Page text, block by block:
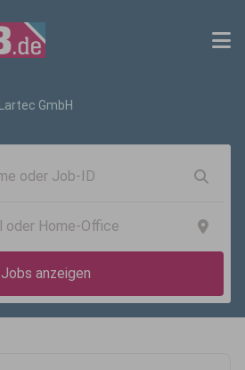
Lartec GmbH
Jobs anzeigen